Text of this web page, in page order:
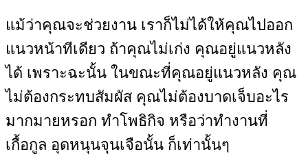
แม้ว่าคุณจะช่วยงาน เราก็ไม่ได้ให้คุณไปออก
แนวหน้าทีเดียว ถ้าคุณไม่เก่ง คุณอยู่แนวหลัง
ได้ เพราะฉะนั้น ในขณะที่คุณอยู่แนวหลัง คุณ
ไม่ต้องกระทบสัมผัส คุณไม่ต้องบาดเจ็บอะไร
มากมายหรอก ทำโพธิกิจ หรือว่าทำงานที่
เกื้อกูล อุดหนุนจุนเจือนั้น ก็เท่านั้นๆ